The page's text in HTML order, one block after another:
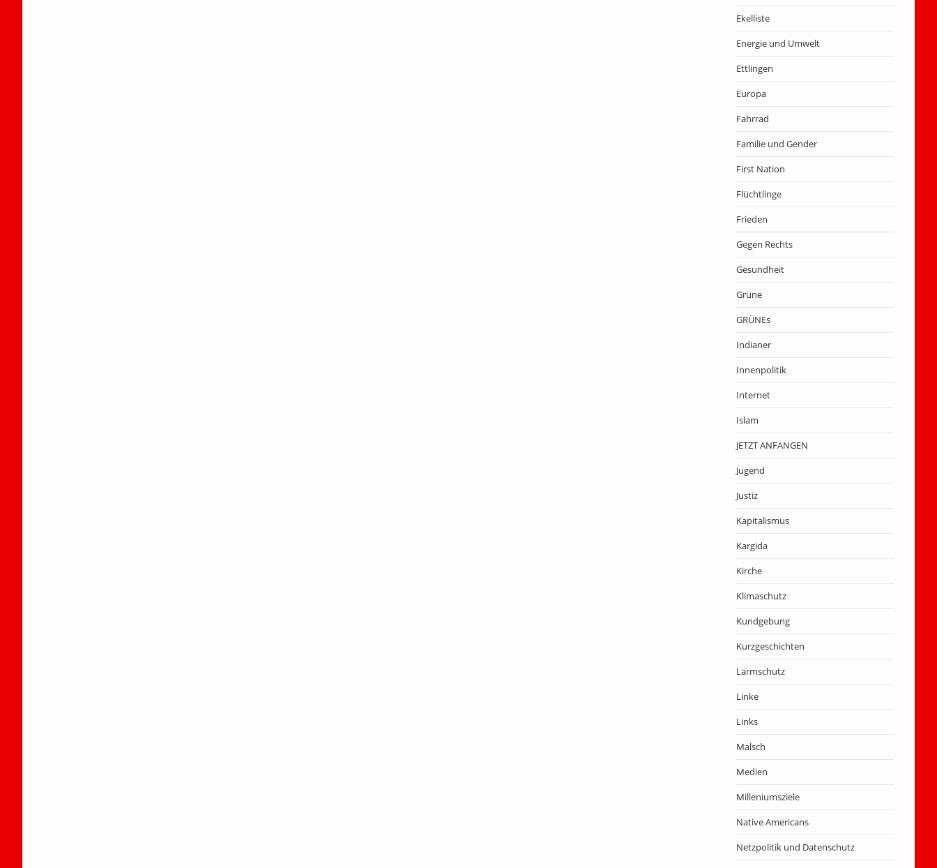
Ekelliste
Energie und Umwelt
Ettlingen
Europa
Fahrrad
Familie und Gender
First Nation
Flüchtlinge
Frieden
Gegen Rechts
Gesundheit
Grüne
GRÜNEs
Indianer
Innenpolitik
Internet
Islam
JETZT ANFANGEN
Jugend
Justiz
Kapitalismus
Kargida
Kirche
Klimaschutz
Kundgebung
Kurzgeschichten
Lärmschutz
Linke
Links
Malsch
Medien
Milleniumsziele
Native Americans
Netzpolitik und Datenschutz